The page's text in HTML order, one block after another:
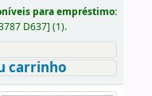
para empréstimo:
D637] (1).
carrinho